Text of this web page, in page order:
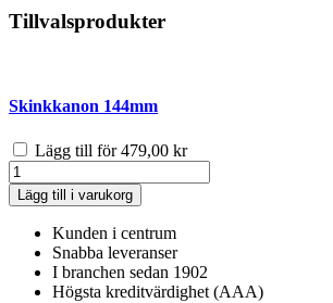
Tillvalsprodukter
Skinkkanon 144mm
Lägg till för479,00 kr
Nät
200/24
Classic
Roast,
mängd
Lägg till i varukorg
Kunden i centrum
Snabba leveranser
I branchen sedan 1902
Högsta kreditvärdighet (AAA)